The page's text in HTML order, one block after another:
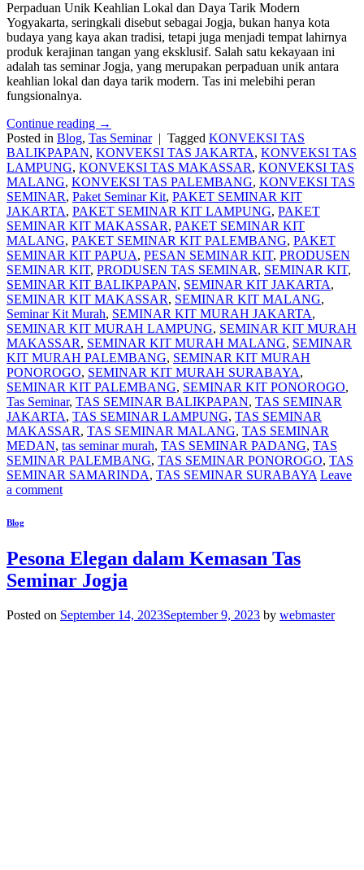
Perpaduan Unik Keahlian Lokal dan Daya Tarik Modern
Yogyakarta, seringkali disebut sebagai Jogja, bukan hanya kota
budaya yang kaya akan tradisi, tetapi juga menjadi tempat lahirnya
produk kerajinan tangan yang eksklusif. Salah satu kekayaan ini
adalah tas seminar Jogja, yang merupakan perpaduan unik antara
keahlian lokal dan daya tarik modern. Tas ini melebihi peran
fungsionalnya.
Continue reading →
Posted in Blog, Tas Seminar | Tagged KONVEKSI TAS
BALIKPAPAN, KONVEKSI TAS JAKARTA, KONVEKSI TAS
LAMPUNG, KONVEKSI TAS MAKASSAR, KONVEKSI TAS
MALANG, KONVEKSI TAS PALEMBANG, KONVEKSI TAS
SEMINAR, Paket Seminar Kit, PAKET SEMINAR KIT
JAKARTA, PAKET SEMINAR KIT LAMPUNG, PAKET
SEMINAR KIT MAKASSAR, PAKET SEMINAR KIT
MALANG, PAKET SEMINAR KIT PALEMBANG, PAKET
SEMINAR KIT PAPUA, PESAN SEMINAR KIT, PRODUSEN
SEMINAR KIT, PRODUSEN TAS SEMINAR, SEMINAR KIT,
SEMINAR KIT BALIKPAPAN, SEMINAR KIT JAKARTA,
SEMINAR KIT MAKASSAR, SEMINAR KIT MALANG,
Seminar Kit Murah, SEMINAR KIT MURAH JAKARTA,
SEMINAR KIT MURAH LAMPUNG, SEMINAR KIT MURAH
MAKASSAR, SEMINAR KIT MURAH MALANG, SEMINAR
KIT MURAH PALEMBANG, SEMINAR KIT MURAH
PONOROGO, SEMINAR KIT MURAH SURABAYA,
SEMINAR KIT PALEMBANG, SEMINAR KIT PONOROGO,
Tas Seminar, TAS SEMINAR BALIKPAPAN, TAS SEMINAR
JAKARTA, TAS SEMINAR LAMPUNG, TAS SEMINAR
MAKASSAR, TAS SEMINAR MALANG, TAS SEMINAR
MEDAN, tas seminar murah, TAS SEMINAR PADANG, TAS
SEMINAR PALEMBANG, TAS SEMINAR PONOROGO, TAS
SEMINAR SAMARINDA, TAS SEMINAR SURABAYA Leave
a comment
Blog
Pesona Elegan dalam Kemasan Tas
Seminar Jogja
Posted on September 14, 2023September 9, 2023 by webmaster